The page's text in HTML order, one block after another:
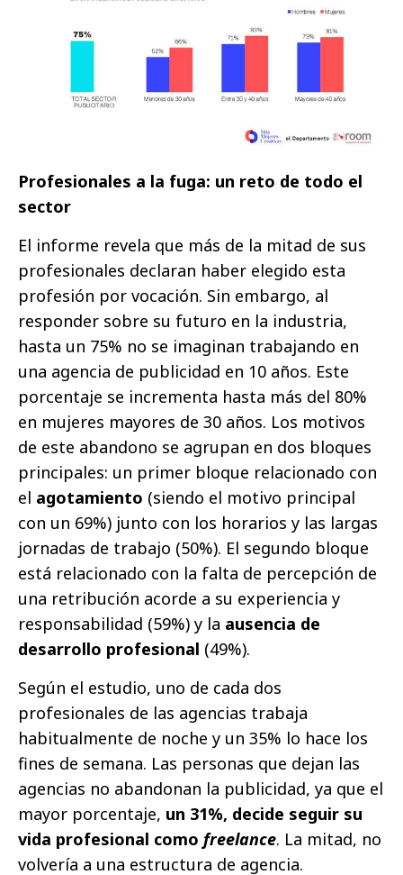
Profesionales a la fuga: un reto de todo el
sector
El informe revela que más de la mitad de sus
profesionales declaran haber elegido esta
profesión por vocación. Sin embargo, al
responder sobre su futuro en la industria,
hasta un 75% no se imaginan trabajando en
una agencia de publicidad en 10 años. Este
porcentaje se incrementa hasta más del 80%
en mujeres mayores de 30 años. Los motivos
de este abandono se agrupan en dos bloques
principales: un primer bloque relacionado con
el agotamiento (siendo el motivo principal
con un 69%) junto con los horarios y las largas
jornadas de trabajo (50%). El segundo bloque
está relacionado con la falta de percepción de
una retribución acorde a su experiencia y
responsabilidad (59%) y la ausencia de
desarrollo profesional (49%).
Según el estudio, uno de cada dos
profesionales de las agencias trabaja
habitualmente de noche y un 35% lo hace los
fines de semana. Las personas que dejan las
agencias no abandonan la publicidad, ya que el
mayor porcentaje, un 31%, decide seguir su
vida profesional como freelance. La mitad, no
volvería a una estructura de agencia.